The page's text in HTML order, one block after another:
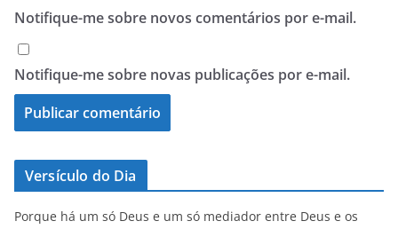
Notifique-me sobre novos comentários por e-mail.
Notifique-me sobre novas publicações por e-mail.
Versículo do Dia
Porque há um só Deus e um só mediador entre Deus e os